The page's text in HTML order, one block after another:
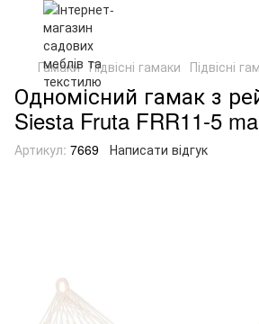
Гамаки Підвісні гамаки Підвісні
Одномісний гамак з
Siesta Fruta FRR11-5
Артикул: 7669 Написати відгук